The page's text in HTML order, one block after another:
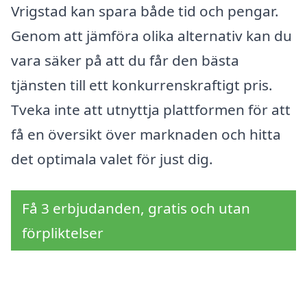
Vrigstad kan spara både tid och pengar.
Genom att jämföra olika alternativ kan du
vara säker på att du får den bästa
tjänsten till ett konkurrenskraftigt pris.
Tveka inte att utnyttja plattformen för att
få en översikt över marknaden och hitta
det optimala valet för just dig.
Få 3 erbjudanden, gratis och utan
förpliktelser